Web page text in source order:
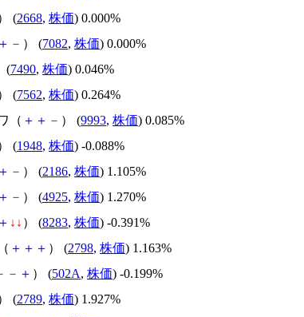
(2668, 株価) 0.000%
＋ － ） (7082, 株価) 0.000%
(7490, 株価) 0.046%
(7562, 株価) 0.264%
（ ＋ ＋ － ） (9993, 株価) 0.085%
(1948, 株価) -0.088%
＋ － ） (2186, 株価) 1.105%
＋ － ） (4925, 株価) 1.270%
＋ ↓ ↓ ） (8283, 株価) -0.391%
＋ ＋ ＋ ） (2798, 株価) 1.163%
－ ＋ ） (502A, 株価) -0.199%
(2789, 株価) 1.927%